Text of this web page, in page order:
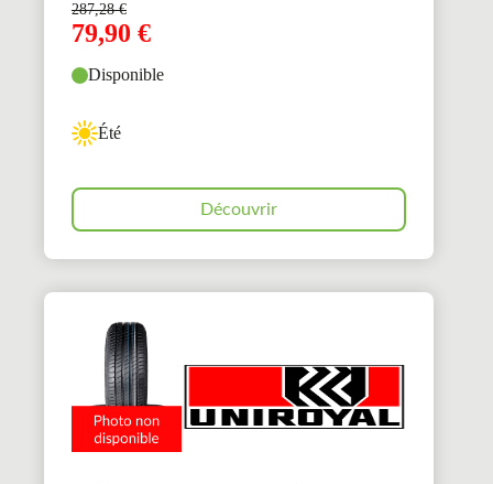
287,28€
79,90 €
Disponible
Été
Découvrir